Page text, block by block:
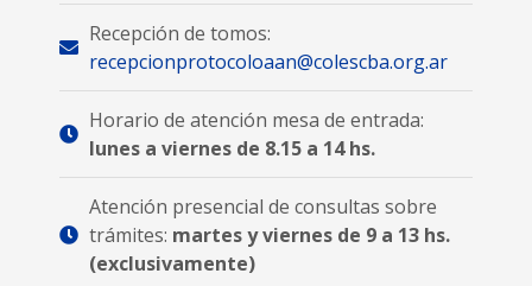
Recepción de tomos:
recepcionprotocoloaan@colescba.org.ar
Horario de atención mesa de entrada:
lunes a viernes de 8.15 a 14 hs.
Atención presencial de consultas sobre
trámites: martes y viernes de 9 a 13 hs.
(exclusivamente)